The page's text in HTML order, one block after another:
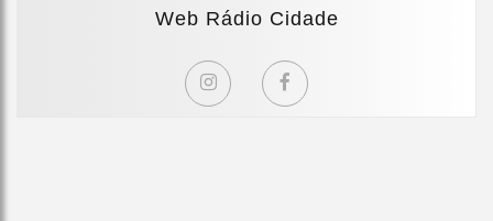
Web Rádio Cidade